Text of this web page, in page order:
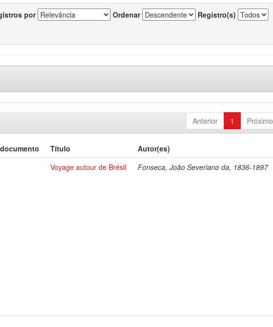
por Ordenar Registro(s)
Anterior 1 Próximo
Título
Autor(es)
Voyage autour de Brésil Fonseca, João Severiano da, 1836-1897